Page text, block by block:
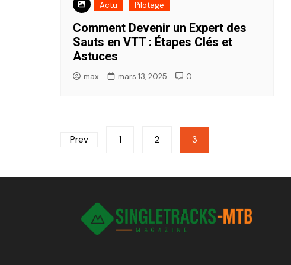
Actu Pilotage
Comment Devenir un Expert des
Sauts en VTT : Étapes Clés et
Astuces
max mars 13, 2025 0
Pagination
publications
Prev 1 2 3